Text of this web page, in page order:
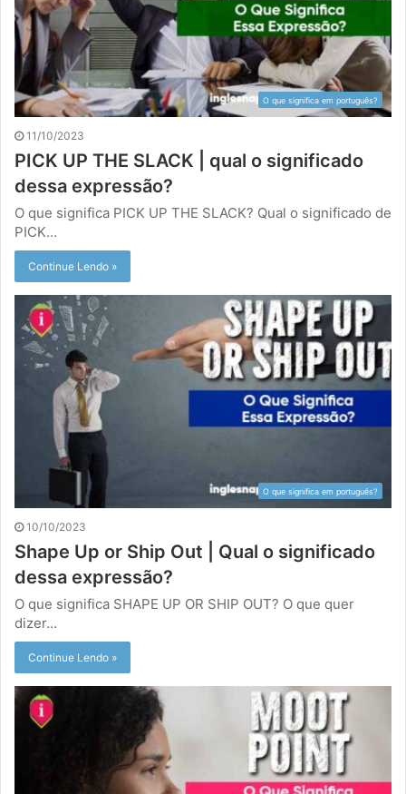
O que significa em português?
11/10/2023
PICK UP THE SLACK | qual o significado
dessa expressão?
O que significa PICK UP THE SLACK? Qual o significado de
PICK…
Continue Lendo »
O que significa em português?
10/10/2023
Shape Up or Ship Out | Qual o significado
dessa expressão?
O que significa SHAPE UP OR SHIP OUT? O que quer
dizer…
Continue Lendo »